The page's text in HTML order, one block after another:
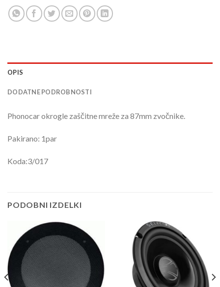
OPIS
DODATNE PODROBNOSTI
Phonocar okrogle zaščitne mreže za 87mm zvočnike.
Pakirano: 1par
Koda:3/017
PODOBNI IZDELKI